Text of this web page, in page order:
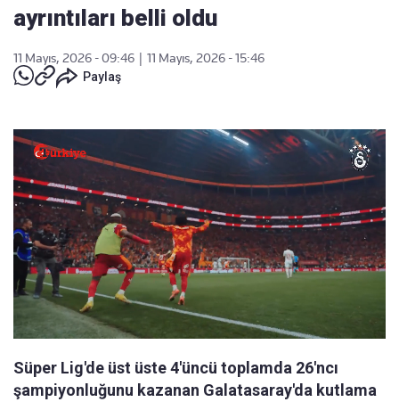
ayrıntıları belli oldu
11 Mayıs, 2026 - 09:46
11 Mayıs, 2026 - 15:46
Paylaş
Süper Lig'de üst üste 4'üncü toplamda 26'ncı
şampiyonluğunu kazanan Galatasaray'da kutlama